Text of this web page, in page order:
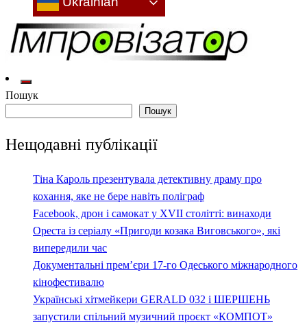
Імпровізатор
Культура: новини, враження, інтерв'ю
Пошук
Пошук
Нещодавні публікації
Тіна Кароль презентувала детективну драму про
кохання, яке не бере навіть поліграф
Facebook, дрон і самокат у XVII столітті: винаходи
Ореста із серіалу «Пригоди козака Виговського», які
випередили час
Документальні прем’єри 17-го Одеського міжнародного
кінофестивалю
Українські хітмейкери GERALD 032 і ШЕРШЕНЬ
запустили спільний музичний проєкт «КОМПОТ»